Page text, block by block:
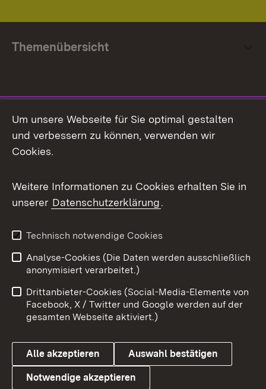
Themenübersicht
Facebook
X / Twitter
Youtube
Link zum Landesportal
Impressum
Kontakt
Barrierefreiheit
Datenschutz
Cookies
Um unsere Webseite für Sie optimal gestalten
und verbessern zu können, verwenden wir
Cookies.
Weitere Informationen zu Cookies erhalten Sie in
unserer Datenschutzerklärung.
Technisch notwendige Cookies
Analyse-Cookies (Die Daten werden ausschließlich
anonymisiert verarbeitet.)
Drittanbieter-Cookies (Social-Media-Elemente von
Facebook, X / Twitter und Google werden auf der
gesamten Webseite aktiviert.)
Alle akzeptieren Auswahl bestätigen
Notwendige akzeptieren